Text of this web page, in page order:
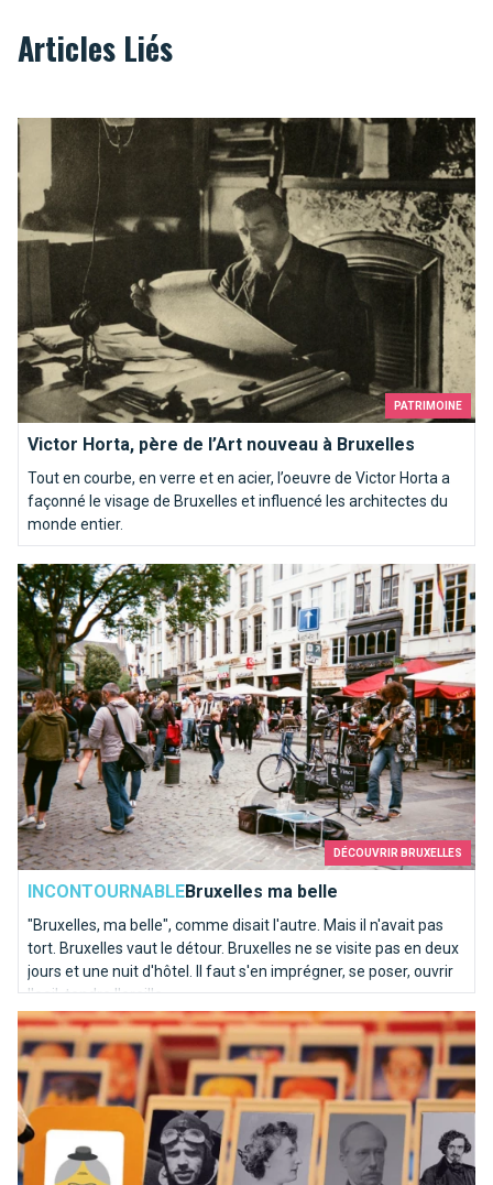
Articles Liés
PATRIMOINE
Victor Horta, père de l’Art nouveau à Bruxelles
Tout en courbe, en verre et en acier, l’oeuvre de Victor Horta a
façonné le visage de Bruxelles et influencé les architectes du
monde entier.
Victor Horta, père de l’Art nouveau à Bruxelles
DÉCOUVRIR BRUXELLES
INCONTOURNABLEBruxelles ma belle
"Bruxelles, ma belle", comme disait l'autre. Mais il n'avait pas
tort. Bruxelles vaut le détour. Bruxelles ne se visite pas en deux
jours et une nuit d'hôtel. Il faut s'en imprégner, se poser, ouvrir
l'oeil, tendre l'oreille.
Bruxelles ma belle
Ces inconnus du métro